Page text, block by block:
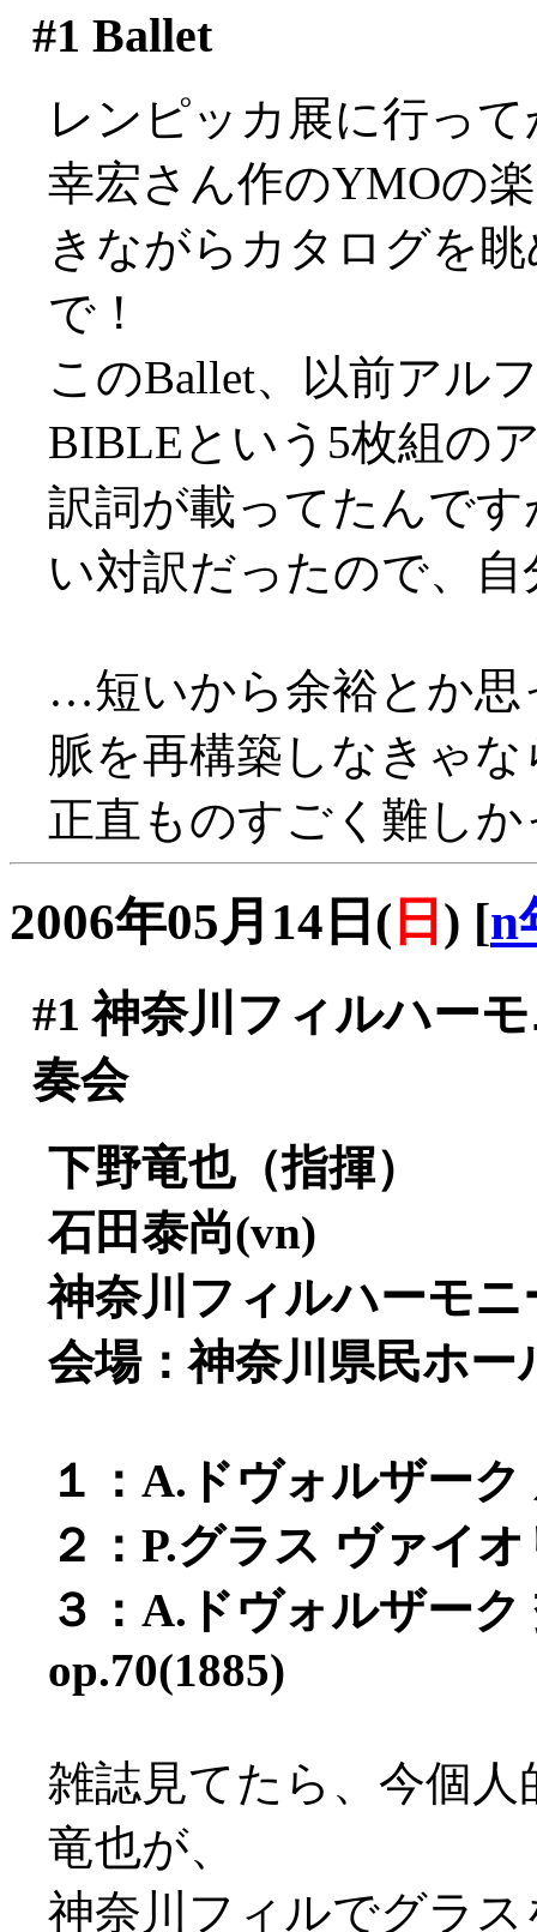
#1 Ballet
レンピッカ展に行っ
幸宏さん作のYMOの
きながらカタログを
で！
このBallet、以前アル
BIBLEという5枚組の
訳詞が載ってたんで
い対訳だったので、
…短いから余裕とか思
脈を再構築しなきゃ
正直ものすごく難し
2006年05月14日( 日 ) [n
#1 神奈川フィルハー
奏会
下野竜也（指揮）
石田泰尚(vn)
神奈川フィルハーモニ
会場：神奈川県民ホー
１：A.ドヴォルザー
２：P.グラス ヴァイ
３：A.ドヴォルザー
op.70(1885)
雑誌見てたら、今個
竜也が、
神奈川フィルでグラ